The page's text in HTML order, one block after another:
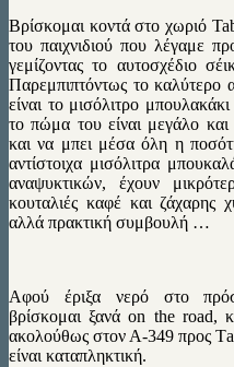
Βρίσκομαι κοντά στo χωριό
του παιχνιδιού που λέγαμε
γεμίζοντας το αυτοσχέδιο
Παρεμπιπτόντως το καλύτερο
είναι το μισόλιτρο
το πώμα του είναι μεγάλο και
και να μπει μέσα όλη η
αντίστοιχα μισόλιτρα
αναψυκτικών, έχουν
κουταλιές καφέ και ζάχαρης
αλλά πρακτική συμβουλή …
Αφού έριξα νερό στο
βρίσκομαι ξανά on the road,
ακολούθως στον Α-349 προς
είναι καταπληκτική.